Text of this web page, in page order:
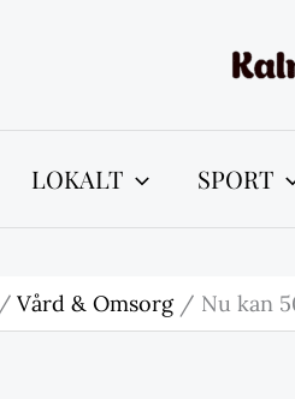
LOKALT SPORT
Vård & Omsorg Nu kan